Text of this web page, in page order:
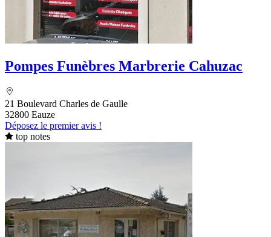
Pompes Funèbres Marbrerie Cahuzac
21 Boulevard Charles de Gaulle
32800 Eauze
Déposez le premier avis !
top notes